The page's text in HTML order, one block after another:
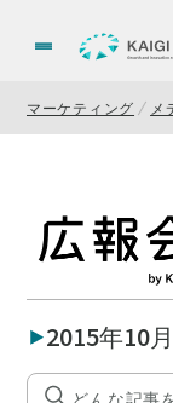
マーケティング メ
2015年10